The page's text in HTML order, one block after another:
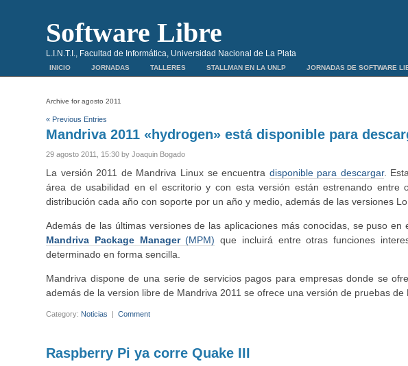
Software Libre
L.I.N.T.I., Facultad de Informática, Universidad Nacional de La Plata
INICIO JORNADAS TALLERES STALLMAN EN LA UNLP JORNADAS DE SOFTWARE
Archive for agosto 2011
« Previous Entries
Mandriva 2011 «hydrogen» está disponible para
29 agosto 2011, 15:30 by Joaquin Bogado
La versión 2011 de Mandriva Linux se encuentra disponible para descargar.
área de usabilidad en el escritorio y con esta versión están estrenando
distribución cada año con soporte por un año y medio, además de las versiones
Además de las últimas versiones de las aplicaciones más conocidas, se puso
Mandriva Package Manager(MPM) que incluirá entre otras funciones
determinado en forma sencilla.
Mandriva dispone de una serie de servicios pagos para empresas donde se
además de la version libre de Mandriva 2011 se ofrece una versión de pruebas
Category: Noticias |Comment
Raspberry Pi ya corre Quake III